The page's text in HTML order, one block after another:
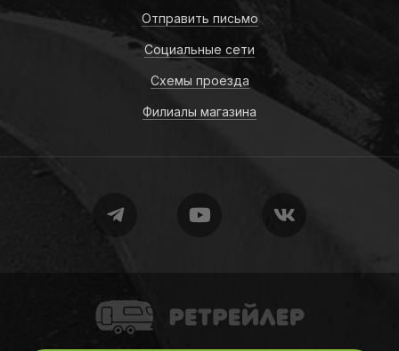
Отправить письмо
Социальные сети
Схемы проезда
Филиалы магазина
Retrailer